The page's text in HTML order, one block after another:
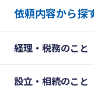
依頼内容から探
経理・税務のこと
設立・相続のこと